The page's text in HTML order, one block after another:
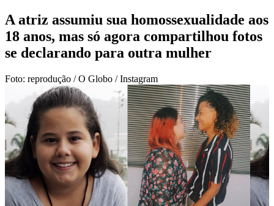
A atriz assumiu sua homossexualidade aos
18 anos, mas só agora compartilhou fotos
se declarando para outra mulher
Foto: reprodução / O Globo / Instagram